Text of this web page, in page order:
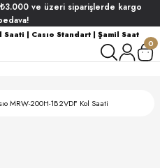
₺3.000 ve üzeri siparişlerde kargo
0
MRW-200H-1B2VDF Kol Saati